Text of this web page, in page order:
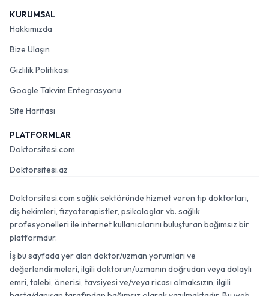
KURUMSAL
Hakkımızda
Bize Ulaşın
Gizlilik Politikası
Google Takvim Entegrasyonu
Site Haritası
PLATFORMLAR
Doktorsitesi.com
Doktorsitesi.az
Doktorsitesi.com sağlık sektöründe hizmet veren tıp doktorları,
diş hekimleri, fizyoterapistler, psikologlar vb. sağlık
profesyonelleri ile internet kullanıcılarını buluşturan bağımsız bir
platformdur.
İş bu sayfada yer alan doktor/uzman yorumları ve
değerlendirmeleri, ilgili doktorun/uzmanın doğrudan veya dolaylı
emri, talebi, önerisi, tavsiyesi ve/veya ricası olmaksızın, ilgili